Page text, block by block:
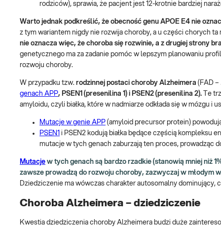
rodziców), sprawia, że pacjent jest 12-krotnie bardziej
Warto jednak podkreślić, że obecność genu APOE E4 nie
z tym wariantem nigdy nie rozwija choroby, a u części chorych
nie oznacza więc, że choroba się rozwinie, a z drugiej strony
genetycznego ma za zadanie pomóc w lepszym planowaniu
rozwoju choroby.
W przypadku tzw. rodzinnej postaci choroby Alzheimera (FAD –
genach APP, PSEN1 (presenilina 1) i PSEN2 (presenilina 2). Te
amyloidu, czyli białka, które w nadmiarze odkłada się w mózgu i
Mutacje w genie APP (amyloid precursor protein)
PSEN1 i PSEN2 kodują białka będące częścią kompleksu
mutacje w tych genach zaburzają ten proces, prowadząc
Mutacje w tych genach są bardzo rzadkie (stanowią mniej niż
zawsze prowadzą do rozwoju choroby, zazwyczaj w młodym
Dziedziczenie ma wówczas charakter autosomalny dominujący,
Choroba Alzheimera – dziedziczenie
Kwestia dziedziczenia choroby Alzheimera budzi duże